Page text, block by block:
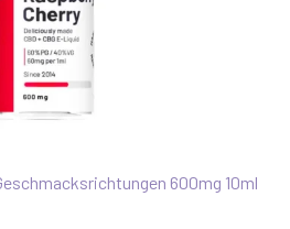
600mg 10ml